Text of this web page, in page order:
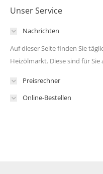
Unser Service
Nachrichten
Auf dieser Seite finden Sie
Heizölmarkt. Diese sind für
Preisrechner
Online-Bestellen